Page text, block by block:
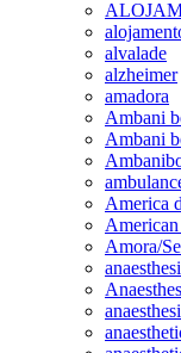
alvalade
alzheimer
amadora
Ambani
Ambani
America
Amora/